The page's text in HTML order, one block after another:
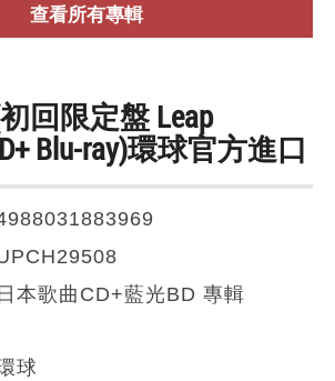
查看所有專輯
初回限定盤 Leap
Blu-ray)環球官方進口
日本歌曲CD+藍光BD 專輯
球